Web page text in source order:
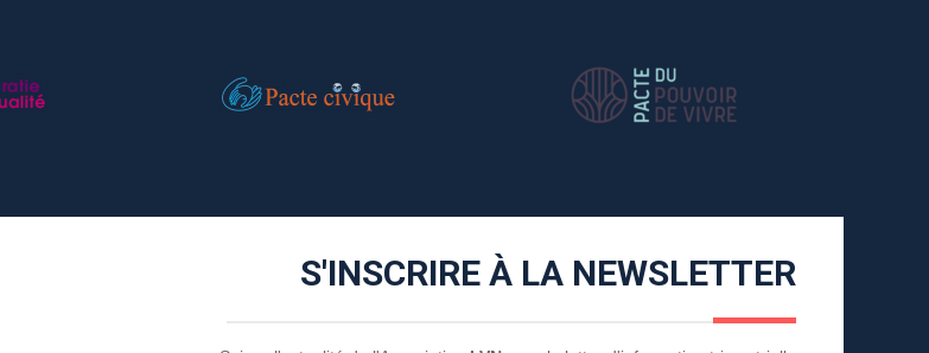
S'INSCRIRE À LA NEWSLETTER